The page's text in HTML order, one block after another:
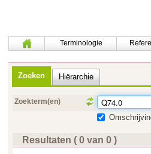
Terminologie
Zoeken Hiërarchie
Zoekterm(en)
Resultaten ( 0 van 0 )